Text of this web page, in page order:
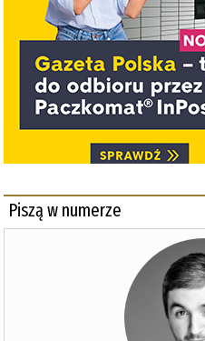
Piszą w numerze